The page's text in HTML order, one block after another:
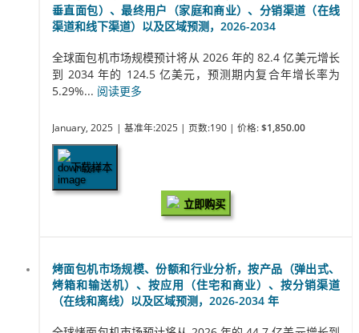
垂直面包）、最终用户（家庭和商业）、分销渠道（在线
渠道和线下渠道）以及区域预测，2026-2034
全球面包机市场规模预计将从 2026 年的 82.4 亿美元增长
到 2034 年的 124.5 亿美元，预测期内复合年增长率为
5.29%... 阅读更多
January, 2025 | 基准年:2025 | 页数:190 | 价格: $1,850.00
下载样本
立即购买
烤面包机市场规模、份额和行业分析，按产品（弹出式、
烤箱和输送机）、按应用（住宅和商业）、按分销渠道
（在线和离线）以及区域预测，2026-2034 年